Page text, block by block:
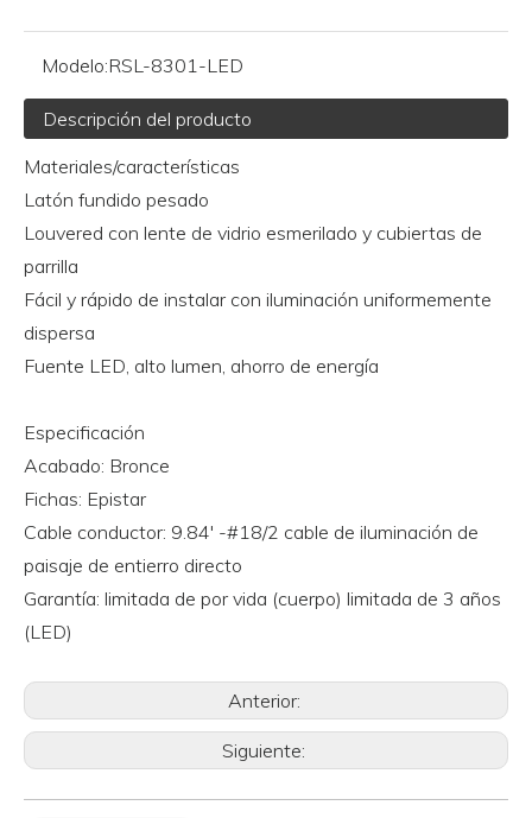
Modelo:RSL-8301-LED
Descripción del producto
Materiales/características
Latón fundido pesado
Louvered con lente de vidrio esmerilado y cubiertas de
parrilla
Fácil y rápido de instalar con iluminación uniformemente
dispersa
Fuente LED, alto lumen, ahorro de energía
Especificación
Acabado: Bronce
Fichas: Epistar
Cable conductor: 9.84' -#18/2 cable de iluminación de
paisaje de entierro directo
Garantía: limitada de por vida (cuerpo) limitada de 3 años
(LED)
Anterior:
Siguiente: